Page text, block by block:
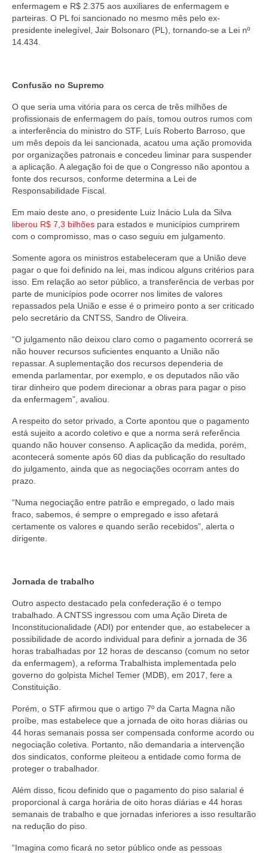
enfermagem e R$ 2.375 aos auxiliares de enfermagem e
parteiras. O PL foi sancionado no mesmo mês pelo ex-
presidente inelegível, Jair Bolsonaro (PL), tornando-se a Lei nº
14.434.
Confusão no Supremo
O que seria uma vitória para os cerca de três milhões de
profissionais de enfermagem do país, tomou outros rumos com
a interferência do ministro do STF, Luís Roberto Barroso, que
um mês depois da lei sancionada, acatou uma ação promovida
por organizações patronais e concedeu liminar para suspender
a aplicação. A alegação foi de que o Congresso não apontou a
fonte dos recursos, conforme determina a Lei de
Responsabilidade Fiscal.
Em maio deste ano, o presidente Luiz Inácio Lula da Silva
liberou R$ 7,3 bilhões para estados e municípios cumprirem
com o compromisso, mas o caso seguiu em julgamento.
Somente agora os ministros estabeleceram que a União deve
pagar o que foi definido na lei, mas indicou alguns critérios para
isso. Em relação ao setor público, a transferência de verbas por
parte de municípios pode ocorrer nos limites de valores
repassados pela União e esse é o primeiro ponto a ser criticado
pelo secretário da CNTSS, Sandro de Oliveira.
“O julgamento não deixou claro como o pagamento ocorrerá se
não houver recursos suficientes enquanto a União não
repassar. A suplementação dos recursos dependeria de
emenda parlamentar, por exemplo, e os deputados não vão
tirar dinheiro que podem direcionar a obras para pagar o piso
da enfermagem”, avaliou.
A respeito do setor privado, a Corte apontou que o pagamento
está sujeito a acordo coletivo e que a norma será referência
quando não houver consenso. A aplicação da medida, porém,
acontecerá somente após 60 dias da publicação do resultado
do julgamento, ainda que as negociações ocorram antes do
prazo.
“Numa negociação entre patrão e empregado, o lado mais
fraco, sabemos, é sempre o empregado e isso afetará
certamente os valores e quando serão recebidos”, alerta o
dirigente.
Jornada de trabalho
Outro aspecto destacado pela confederação é o tempo
trabalhado. A CNTSS ingressou com uma Ação Direta de
Inconstitucionalidade (ADI) por entender que, ao estabelecer a
possibilidade de acordo individual para definir a jornada de 36
horas trabalhadas por 12 horas de descanso (comum no setor
da enfermagem), a reforma Trabalhista implementada pelo
governo do golpista Michel Temer (MDB), em 2017, fere a
Constituição.
Porém, o STF afirmou que o artigo 7º da Carta Magna não
proíbe, mas estabelece que a jornada de oito horas diárias ou
44 horas semanais possa ser compensada conforme acordo ou
negociação coletiva. Portanto, não demandaria a intervenção
dos sindicatos, conforme pleiteou a entidade como forma de
proteger o trabalhador.
Além disso, ficou definido que o pagamento do piso salarial é
proporcional à carga horária de oito horas diárias e 44 horas
semanais de trabalho e que jornadas inferiores a isso resultarão
na redução do piso.
“Imagina como ficará no setor público onde as pessoas